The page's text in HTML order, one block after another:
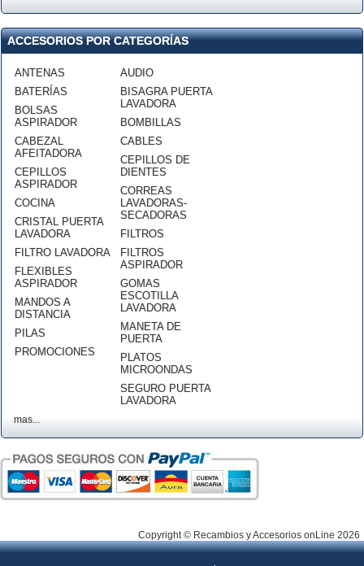
ACCESORIOS POR CATEGORÍAS
ANTENAS
BATERÍAS
BOLSAS
ASPIRADOR
CABEZAL
AFEITADORA
CEPILLOS
ASPIRADOR
COCINA
CRISTAL PUERTA
LAVADORA
FILTRO LAVADORA
FLEXIBLES
ASPIRADOR
MANDOS A
DISTANCIA
PILAS
PROMOCIONES
AUDIO
BISAGRA PUERTA
LAVADORA
BOMBILLAS
CABLES
CEPILLOS DE
DIENTES
CORREAS
LAVADORAS-
SECADORAS
FILTROS
FILTROS
ASPIRADOR
GOMAS
ESCOTILLA
LAVADORA
MANETA DE
PUERTA
PLATOS
MICROONDAS
SEGURO PUERTA
LAVADORA
mas...
Copyright © Recambios y Accesorios onLine 2026